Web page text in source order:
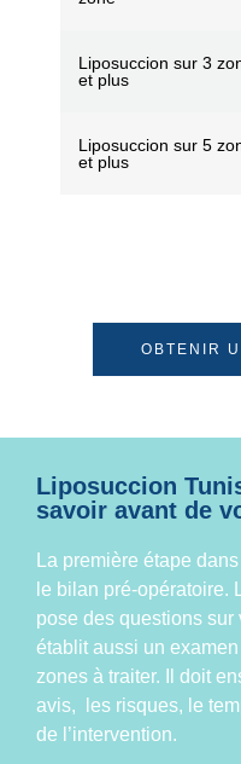
Liposuccion sur 3
et plus
Liposuccion sur 5
et plus
OBTENIR
Liposuccion
savoir avant de
La première étape
le bilan pré-
pose des questions sur
établit aussi un
zones à traiter. Il doit
avis, les risques, le
de l’intervention.